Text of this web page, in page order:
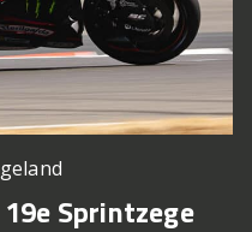
Sprintzege